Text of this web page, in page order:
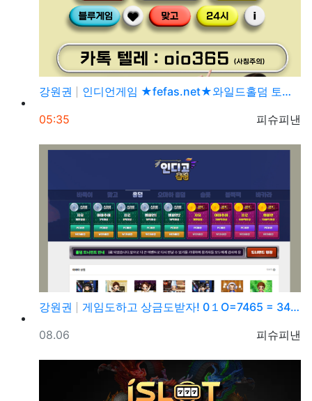
강원권
인디언게임 ★fefas.net★와일드홀덤 토너먼트 섹­…
등록자
피슈피낸
등록일
05:35
강원권
게임도하고 상금도받자! 0１O=7465 = 3464 …
등록자
피슈피낸
등록일
08.06